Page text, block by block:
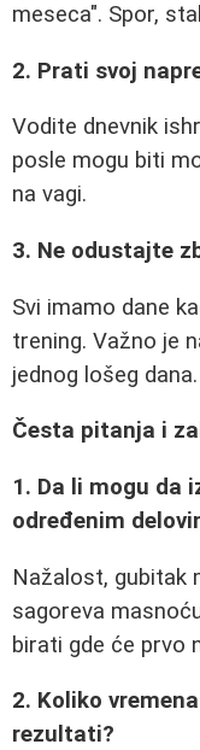
meseca". Spor,
2. Prati svoj
Vodite dnevnik
posle mogu biti
na vagi.
3. Ne odustajte
Svi imamo dane
trening. Važno je
jednog lošeg dana.
Česta pitanja i
1. Da li mogu da
određenim
Nažalost, gubitak
sagoreva
birati gde će prvo
2. Koliko
rezultati?